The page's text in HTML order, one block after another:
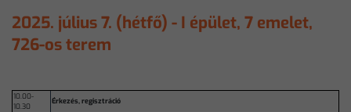
2025. július 7. (hétfő) - I épület, 7 emelet,
726-os terem
10.00-
10.30
Érkezés, regisztráció